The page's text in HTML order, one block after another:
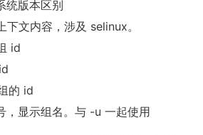
统版本区别
下文内容，涉及 selinux。
id
的 id
，显示组名。与 -u 一起使用